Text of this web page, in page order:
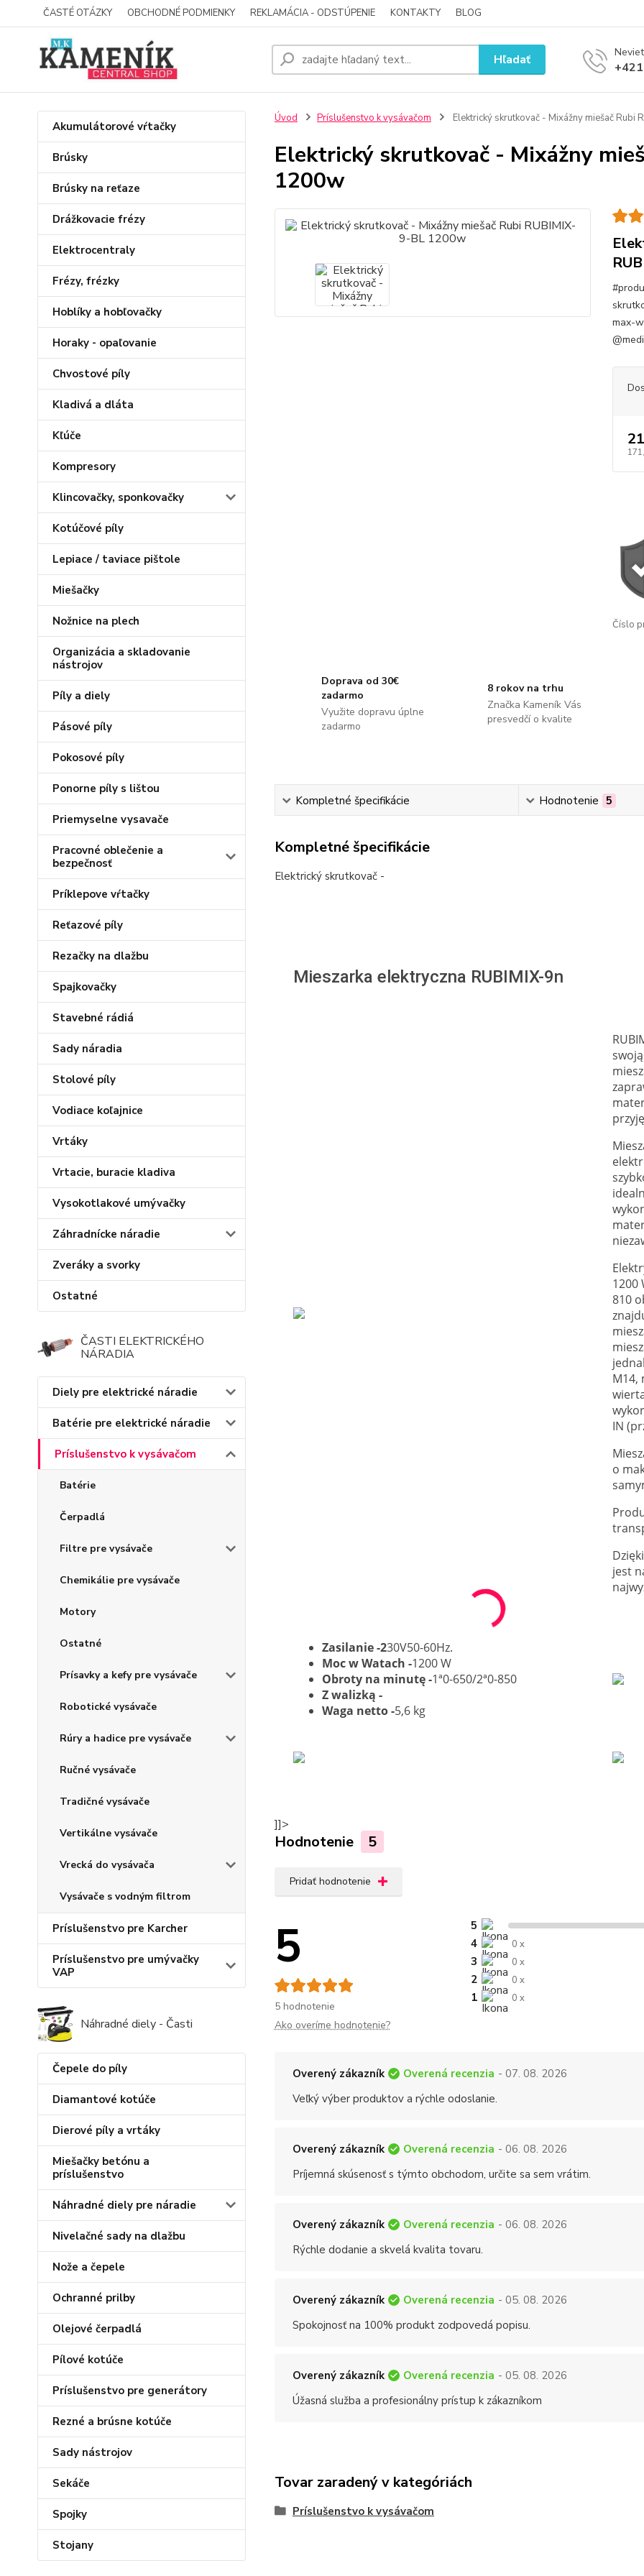
ČASTÉ OTÁZKY OBCHODNÉ PODMIENKY REKLAMÁCIA - ODSTÚPENIE KONTAKTY BLOG
Hľadať
Akumulátorové vŕtačky
Brúsky
Brúsky na reťaze
Drážkovacie frézy
Elektrocentraly
Frézy, frézky
Hoblíky a hobľovačky
Horaky - opaľovanie
Chvostové píly
Kladivá a dláta
Kľúče
Kompresory
Klincovačky, sponkovačky
Kotúčové píly
Lepiace / taviace pištole
Miešačky
Nožnice na plech
Organizácia a skladovanie
nástrojov
Píly a diely
Pásové píly
Pokosové píly
Ponorne píly s lištou
Priemyselne vysavače
Pracovné oblečenie a
bezpečnosť
Príklepove vŕtačky
Reťazové píly
Rezačky na dlažbu
Spajkovačky
Stavebné rádiá
Sady náradia
Stolové píly
Vodiace koľajnice
Vrtáky
Vrtacie, buracie kladiva
Vysokotlakové umývačky
Záhradnícke náradie
Zveráky a svorky
Ostatné
ČASTI ELEKTRICKÉHO
NÁRADIA
Diely pre elektrické náradie
Batérie pre elektrické náradie
Príslušenstvo k vysávačom
Batérie
Čerpadlá
Filtre pre vysávače
Chemikálie pre vysávače
Motory
Ostatné
Prísavky a kefy pre vysávače
Robotické vysávače
Rúry a hadice pre vysávače
Ručné vysávače
Tradičné vysávače
Vertikálne vysávače
Vrecká do vysávača
Vysávače s vodným filtrom
Príslušenstvo pre Karcher
Príslušenstvo pre umývačky
VAP
Náhradné diely - Časti
Čepele do píly
Diamantové kotúče
Dierové píly a vrtáky
Miešačky betónu a
príslušenstvo
Náhradné diely pre náradie
Nivelačné sady na dlažbu
Nože a čepele
Ochranné prilby
Olejové čerpadlá
Pílové kotúče
Príslušenstvo pre generátory
Rezné a brúsne kotúče
Sady nástrojov
Sekáče
Spojky
Stojany
Úvod Príslušenstvo k vysávačom Elektrický skrutkovač - Mixážny miešač Rubi
Elektrický skrutkovač - Mixážny
1200w
max-
Číslo
Doprava od 30€
zadarmo
Využite dopravu úplne
zadarmo
8 rokov na trhu
Značka Kameník Vás
presvedčí o kvalite
Kompletné špecifikácie Hodnotenie 5
Kompletné špecifikácie
Elektrický skrutkovač -
Mieszarka elektryczna RUBIMIX-9n
1200
810
M14,
IN
o
jest
Zasilanie -230V50-60Hz.
Moc w Watach -1200 W
Obroty na minutę -1ª0-650/2ª0-850
Z walizką -
Waga netto -5,6 kg
]]>
Hodnotenie 5
Pridať hodnotenie
5
5 hodnotenie
5
4
0 x
3 0 x
2 0 x
1 0 x
Ako overíme hodnotenie?
Overený zákazník Overená recenzia - 07. 08. 2026
Veľký výber produktov a rýchle odoslanie.
Overený zákazník Overená recenzia - 06. 08. 2026
Príjemná skúsenosť s týmto obchodom, určite sa sem vrátim.
Overený zákazník Overená recenzia - 06. 08. 2026
Rýchle dodanie a skvelá kvalita tovaru.
Overený zákazník Overená recenzia - 05. 08. 2026
Spokojnosť na 100% produkt zodpovedá popisu.
Overený zákazník Overená recenzia - 05. 08. 2026
Úžasná služba a profesionálny prístup k zákazníkom
Tovar zaradený v kategóriách
Príslušenstvo k vysávačom